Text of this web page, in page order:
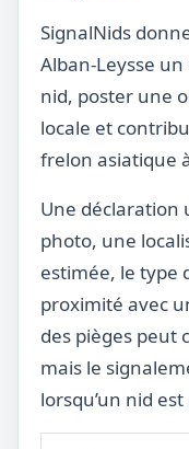
SignalNids
Alban-Leysse
nid, poster une
locale et
frelon asiatique
Une déclaration
photo, une
estimée, le type
proximité avec
des pièges peut
mais le
lorsqu’un nid